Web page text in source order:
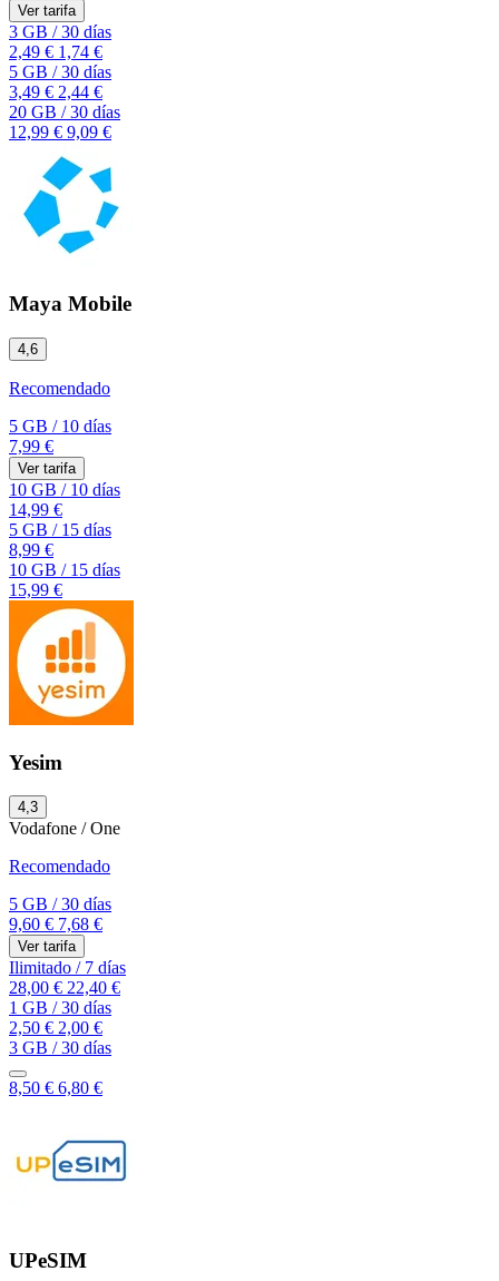
Ver tarifa
3 GB /30 días
2,49 € 1,74 €
5 GB /30 días
3,49 € 2,44 €
20 GB /30 días
12,99 € 9,09 €
Maya Mobile
4,6
Recomendado
5 GB /10 días
7,99 €
Ver tarifa
10 GB /10 días
14,99 €
5 GB /15 días
8,99 €
10 GB /15 días
15,99 €
Yesim
4,3
Vodafone / One
Recomendado
5 GB /30 días
9,60 € 7,68 €
Ver tarifa
Ilimitado /7 días
28,00 € 22,40 €
1 GB /30 días
2,50 € 2,00 €
3 GB /30 días
8,50 € 6,80 €
UPeSIM